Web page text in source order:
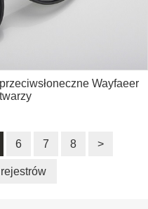
Wayfaeer
6 7 8 >